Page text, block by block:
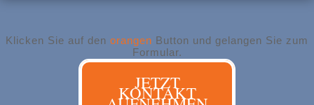
Klicken Sie auf den orangen Button und gelangen Sie zum
Formular.
JETZT
KONTAKT